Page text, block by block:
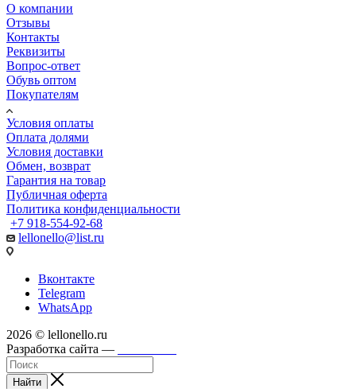
О компании
Отзывы
Контакты
Реквизиты
Вопрос-ответ
Обувь оптом
Покупателям
Условия оплаты
Оплата долями
Условия доставки
Обмен, возврат
Гарантия на товар
Публичная оферта
Политика конфиденциальности
+7 918-554-92-68
lellonello@list.ru
Вконтакте
Telegram
WhatsApp
2026 © lellonello.ru
Разработка сайта —
Найти